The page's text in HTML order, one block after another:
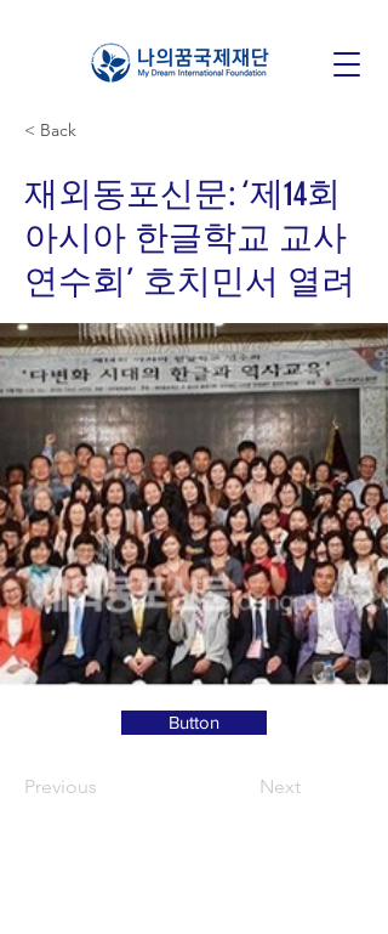
< Back
재외동포신문: ‘제14회
아시아 한글학교 교사
연수회’ 호치민서 열려
Button
Previous Next